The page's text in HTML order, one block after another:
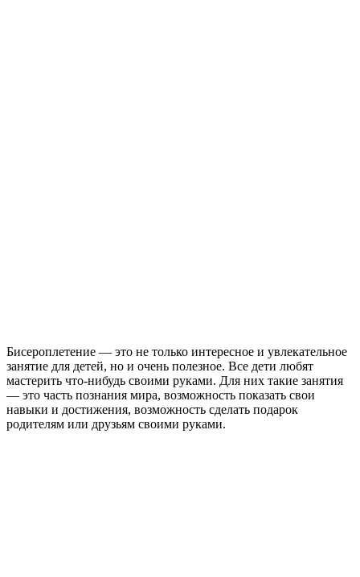
Бисероплетение — это не только интересное и увлекательное
занятие для детей, но и очень полезное. Все дети любят
мастерить что-нибудь своими руками. Для них такие занятия
— это часть познания мира, возможность показать свои
навыки и достижения, возможность сделать подарок
родителям или друзьям своими руками.